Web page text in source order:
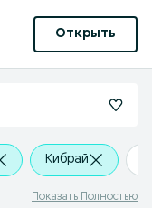
Открыть
Кибрай
Показать Полностью